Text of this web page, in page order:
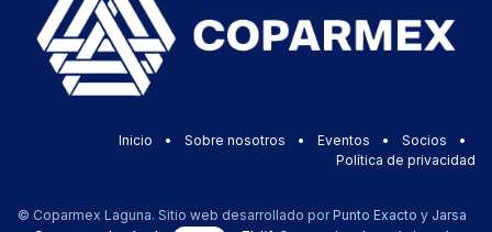
Inicio • Sobre nosotros • Eventos • Socios
•
Política de privacidad
© Coparmex Laguna. Sitio web desarrollado por Punto Exacto y Jarsa